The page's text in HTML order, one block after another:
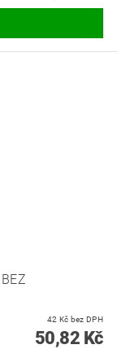
42 Kč bez DPH
50,82 Kč